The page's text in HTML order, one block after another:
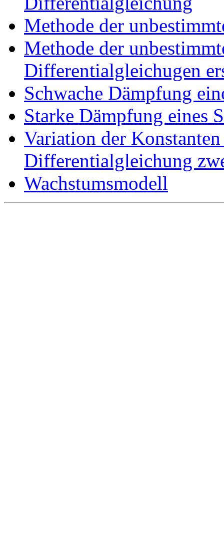
Methode der
Methode der
Differentialgleichugen
Schwache Dämpfung
Starke Dämpfung eines
Variation der
Differentialgleichung
Wachstumsmodell